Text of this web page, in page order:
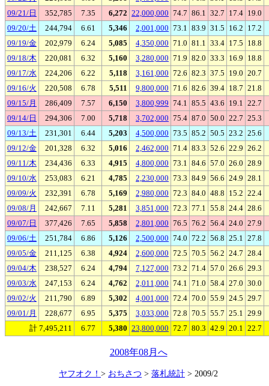
09/21/日
352,785 7.35 6,272 22,000,000 74.7 86.1 32.7 17.4 19.0
09/20/土
244,794 6.61 5,346 2,001,000 73.1 83.9 31.5 16.2 17.2
09/19/金
202,979 6.24 5,085 4,350,000 71.0 81.1 33.4 17.5 18.8
09/18/木
220,081 6.32 5,160 3,280,000 71.9 82.0 33.3 16.9 18.8
09/17/水
224,206 6.22 5,118 3,161,000 72.6 82.3 37.5 19.0 20.7
09/16/火
220,508 6.78 5,511 9,800,000 71.6 82.6 39.4 18.7 21.8
09/15/月
286,409 7.57 6,150 3,800,999 74.1 85.5 43.6 19.1 22.7
09/14/日
294,306 7.00 5,718 3,702,000 75.4 87.0 50.0 22.7 25.3
09/13/土
231,301 6.44 5,203 4,500,000 73.5 85.2 50.5 23.2 25.6
09/12/金
201,328 6.32 5,016 2,462,000 71.4 83.3 52.6 22.9 26.2
09/11/木
234,436 6.33 4,915 4,800,000 73.1 84.6 57.0 26.0 28.9
09/10/水
253,083 6.21 4,785 2,230,000 73.3 84.9 56.6 24.9 28.1
09/09/火
232,391 6.78 5,169 2,980,000 72.3 84.0 48.8 15.2 22.4
09/08/月
242,667 7.11 5,281 3,851,000 72.3 77.1 55.8 24.4 28.6
09/07/日
377,426 7.65 5,858 2,801,000 76.5 76.2 56.4 24.0 27.9
09/06/土
251,784 6.86 5,126 2,500,000 74.0 72.2 56.8 25.1 27.8
09/05/金
211,125 6.38 4,924 2,600,000 72.5 70.5 56.2 24.7 28.4
09/04/木
238,527 6.24 4,794 7,127,000 73.2 71.4 57.0 26.6 29.3
09/03/水
247,153 6.24 4,762 2,011,000 74.1 71.0 58.4 27.0 30.0
09/02/火
211,790 6.89 5,302 4,001,000 72.4 70.0 55.9 24.5 29.7
09/01/月
228,677 6.95 5,375 3,033,000 72.8 70.5 55.7 25.1 29.9
計 7,495,211
6.77 5,380 23,800,000 72.7 80.3 42.9 20.1 22.7
2008年08月へ
ヤフオク！ > おちさつ > 落札統計 > 2009/2